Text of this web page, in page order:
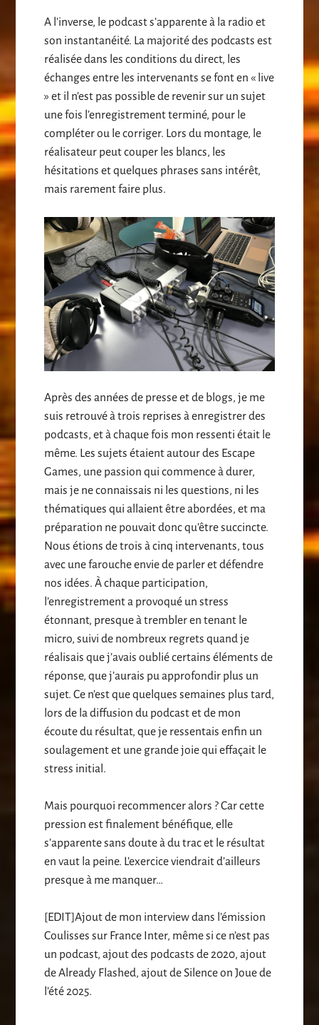
A l’inverse, le podcast s’apparente à la radio et
son instantanéité. La majorité des podcasts est
réalisée dans les conditions du direct, les
échanges entre les intervenants se font en « live
» et il n’est pas possible de revenir sur un sujet
une fois l’enregistrement terminé, pour le
compléter ou le corriger. Lors du montage, le
réalisateur peut couper les blancs, les
hésitations et quelques phrases sans intérêt,
mais rarement faire plus.
Après des années de presse et de blogs, je me
suis retrouvé à trois reprises à enregistrer des
podcasts, et à chaque fois mon ressenti était le
même. Les sujets étaient autour des Escape
Games, une passion qui commence à durer,
mais je ne connaissais ni les questions, ni les
thématiques qui allaient être abordées, et ma
préparation ne pouvait donc qu’être succincte.
Nous étions de trois à cinq intervenants, tous
avec une farouche envie de parler et défendre
nos idées. À chaque participation,
l’enregistrement a provoqué un stress
étonnant, presque à trembler en tenant le
micro, suivi de nombreux regrets quand je
réalisais que j’avais oublié certains éléments de
réponse, que j’aurais pu approfondir plus un
sujet. Ce n’est que quelques semaines plus tard,
lors de la diffusion du podcast et de mon
écoute du résultat, que je ressentais enfin un
soulagement et une grande joie qui effaçait le
stress initial.
Mais pourquoi recommencer alors ? Car cette
pression est finalement bénéfique, elle
s’apparente sans doute à du trac et le résultat
en vaut la peine. L’exercice viendrait d’ailleurs
presque à me manquer…
[EDIT]Ajout de mon interview dans l’émission
Coulisses sur France Inter, même si ce n’est pas
un podcast, ajout des podcasts de 2020, ajout
de Already Flashed, ajout de Silence on Joue de
l’été 2025.